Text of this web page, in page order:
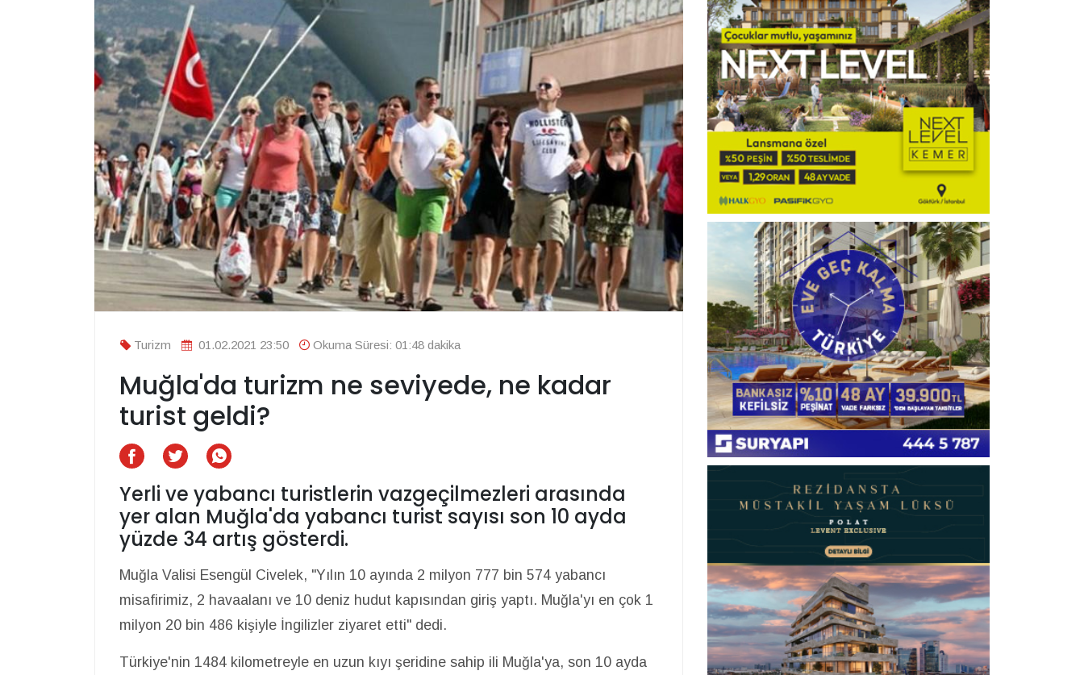
Turizm 01.02.2021 23:50 Okuma Süresi: 01:48 dakika
Muğla'da turizm ne seviyede, ne kadar
turist geldi?
Yerli ve yabancı turistlerin vazgeçilmezleri arasında
yer alan Muğla'da yabancı turist sayısı son 10 ayda
yüzde 34 artış gösterdi.
Muğla Valisi Esengül Civelek, "Yılın 10 ayında 2 milyon 777 bin 574 yabancı
misafirimiz, 2 havaalanı ve 10 deniz hudut kapısından giriş yaptı. Muğla'yı en çok 1
milyon 20 bin 486 kişiyle İngilizler ziyaret etti" dedi.
Türkiye'nin 1484 kilometreyle en uzun kıyı şeridine sahip ili Muğla'ya, son 10 ayda